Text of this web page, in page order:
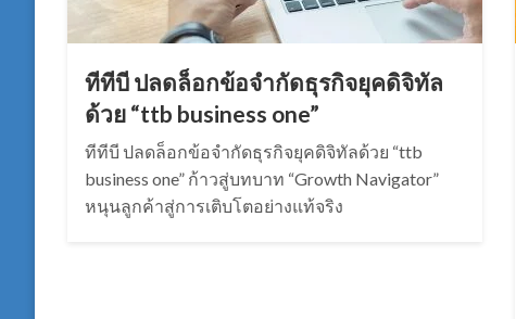
ทีทีบี ปลดล็อกข้อจำกัดธุรกิจยุคดิจิทัล
ด้วย “ttb business one”
ทีทีบี ปลดล็อกข้อจำกัดธุรกิจยุคดิจิทัลด้วย “ttb
business one” ก้าวสู่บทบาท “Growth Navigator”
หนุนลูกค้าสู่การเติบโตอย่างแท้จริง